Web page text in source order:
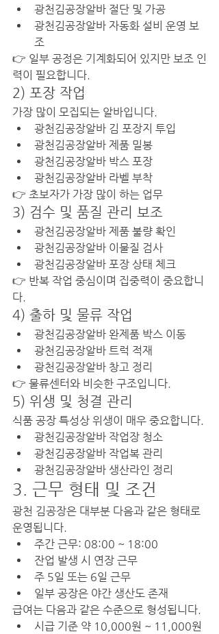
광천김공장알바 절단 및 가공
광천김공장알바 자동화 설비 운영 보
조
👉 일부 공정은 기계화되어 있지만 보조 인
력이 필요합니다.
2) 포장 작업
가장 많이 모집되는 알바입니다.
광천김공장알바 김 포장지 투입
광천김공장알바 제품 밀봉
광천김공장알바 박스 포장
광천김공장알바 라벨 부착
👉 초보자가 가장 많이 하는 업무
3) 검수 및 품질 관리 보조
광천김공장알바 제품 불량 확인
광천김공장알바 이물질 검사
광천김공장알바 포장 상태 체크
👉 반복 작업 중심이며 집중력이 중요합니
다.
4) 출하 및 물류 작업
광천김공장알바 완제품 박스 이동
광천김공장알바 트럭 적재
광천김공장알바 창고 정리
👉 물류센터와 비슷한 구조입니다.
5) 위생 및 청결 관리
식품 공장 특성상 위생이 매우 중요합니다.
광천김공장알바 작업장 청소
광천김공장알바 작업복 관리
광천김공장알바 생산라인 정리
3. 근무 형태 및 조건
광천 김공장은 대부분 다음과 같은 형태로
운영됩니다.
주간 근무: 08:00 ~ 18:00
잔업 발생 시 연장 근무
주 5일 또는 6일 근무
일부 공장은 야간 생산도 존재
급여는 다음과 같은 수준으로 형성됩니다.
시급 기준 약 10,000원 ~ 11,000원